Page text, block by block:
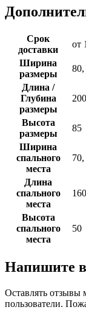
Срок
доставки
от
Ширина
размеры
80,
Длина /
Глубина
размеры
Высота
размеры
85
Ширина
спального
места
Длина
спального
места
Высота
спального
места
50
Напишите
Оставлять отзывы
пользователи.